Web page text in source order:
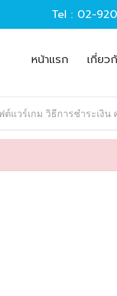
Tel : 02-
หน้าแรก เกี่ยว
แวร์เกม วิธีการชำระเงิ